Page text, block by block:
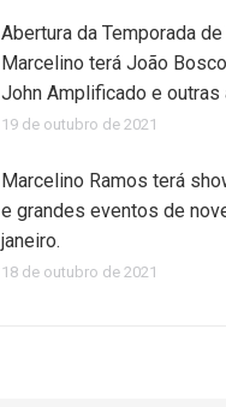
Abertura da Temporada
Marcelino terá João
John Amplificado e outras
19 de outubro de 2021
Marcelino Ramos terá
e grandes eventos de
janeiro.
18 de outubro de 2021